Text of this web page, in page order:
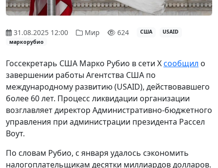
31.08.2025 12:00 Мир 624 США
USAID
маркорубио
Госсекретарь США Марко Рубио в сети Хсообщил о
завершении работы Агентства США по
международному развитию (USAID), действовавшего
более 60 лет. Процесс ликвидации организации
возглавляет директор Административно-бюджетного
управления при администрации президента Рассел
Воут.
По словам Рубио, с января удалось сэкономить
налогоплательщикам десятки миллиардов долларов.